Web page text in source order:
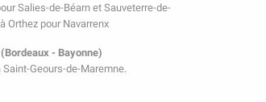
Salies-de-Béarn et Sauveterre-de-
Orthez pour Navarrenx
- Bayonne)
Saint-Geours-de-Maremne.